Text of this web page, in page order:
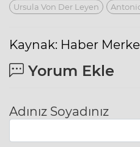
Ursula Von Der Leyen
Kaynak: Haber
Yorum Ekle
Adınız Soyadınız